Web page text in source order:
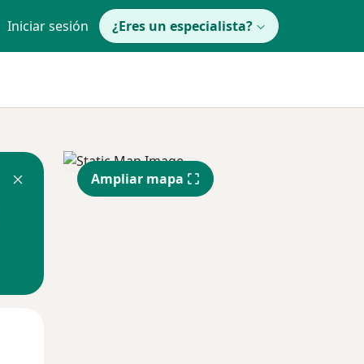
Iniciar sesión ¿Eres un especialista?
Ampliar mapa